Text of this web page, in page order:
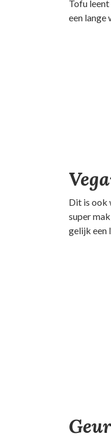
Tofu leent
een lange
Dit is ook
super
gelijk een